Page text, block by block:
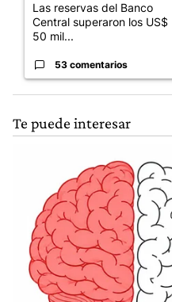
Las reservas del Banco
Central superaron los US$
50 mil...
53 comentarios